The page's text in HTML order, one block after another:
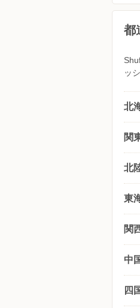
都
ッ
北
関
北
東
関
中
四